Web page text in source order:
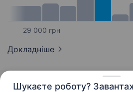
Шукаєте роботу?
29 000 грн
Докладніше